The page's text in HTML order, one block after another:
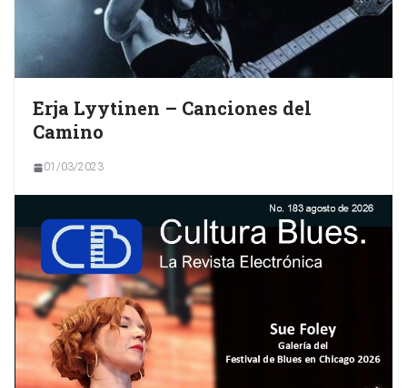
Erja Lyytinen – Canciones del
Camino
01/03/2023